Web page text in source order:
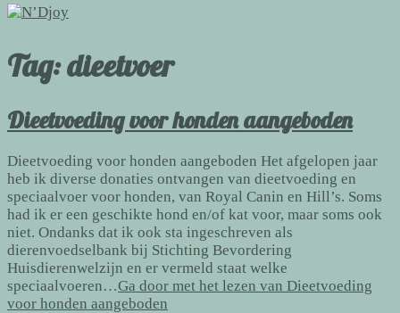
Tag:dieetvoer
Dieetvoeding voor honden aangeboden
Dieetvoeding voor honden aangeboden Het afgelopen jaar
heb ik diverse donaties ontvangen van dieetvoeding en
speciaalvoer voor honden, van Royal Canin en Hill’s. Soms
had ik er een geschikte hond en/of kat voor, maar soms ook
niet. Ondanks dat ik ook sta ingeschreven als
dierenvoedselbank bij Stichting Bevordering
Huisdierenwelzijn en er vermeld staat welke
speciaalvoeren…Ga door met het lezen van Dieetvoeding
voor honden aangeboden